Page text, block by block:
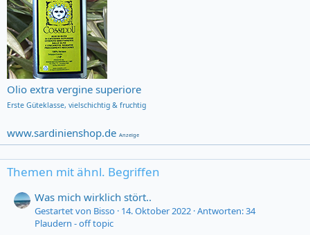
Olio extra vergine superiore
Erste Güteklasse, vielschichtig & fruchtig
www.sardinienshop.de Anzeige
Themen mit ähnl. Begriffen
Was mich wirklich stört..
Gestartet von Bisso 14. Oktober 2022 Antworten: 34
Plaudern - off topic